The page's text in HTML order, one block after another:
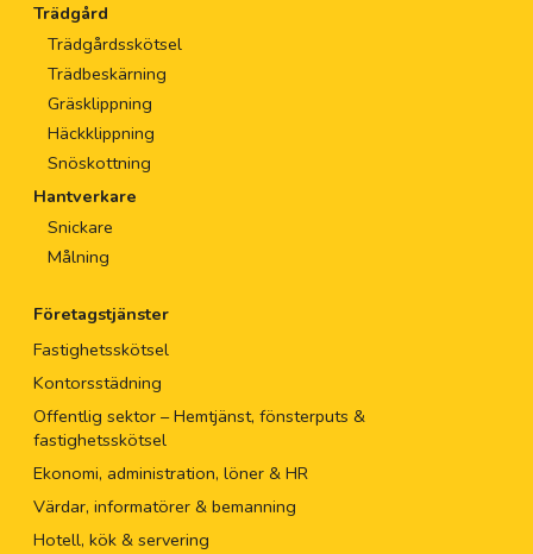
Trädgård
Trädgårdsskötsel
Trädbeskärning
Gräsklippning
Häckklippning
Snöskottning
Hantverkare
Snickare
Målning
Företagstjänster
Fastighetsskötsel
Kontorsstädning
Offentlig sektor – Hemtjänst, fönsterputs &
fastighetsskötsel
Ekonomi, administration, löner & HR
Värdar, informatörer & bemanning
Hotell, kök & servering